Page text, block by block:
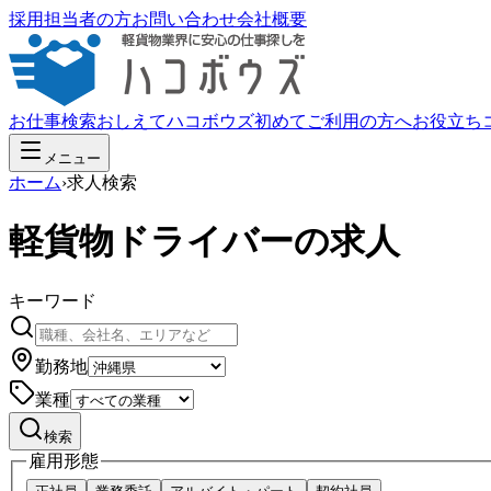
採用担当者の方お問い合わせ会社概要
お仕事検索おしえてハコボウズ初めてご利用の方へお役立ち
メニュー
ホーム›求人検索
軽貨物ドライバーの求人
キーワード
勤務地
業種
検索
雇用形態